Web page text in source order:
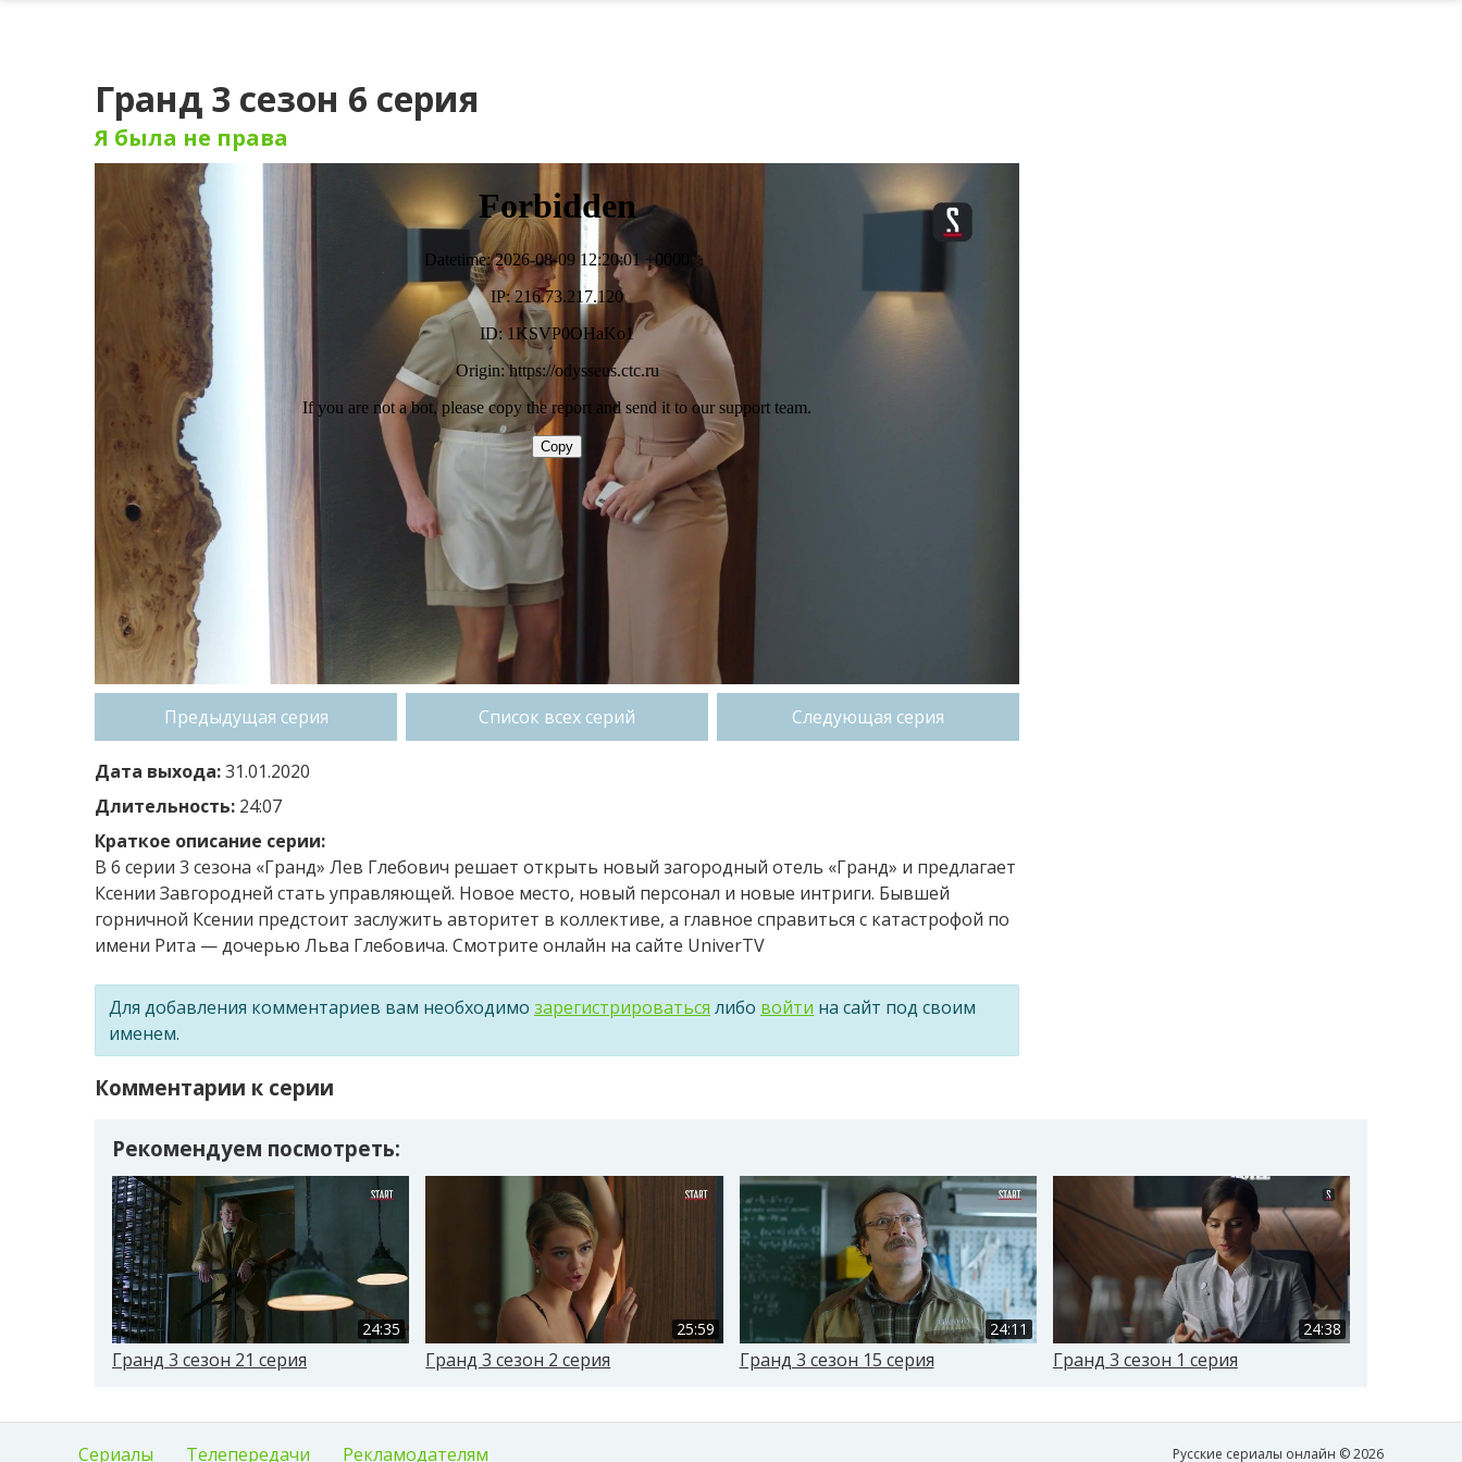
Гранд 3 сезон 6 серия
Я была не права
Предыдущая серия Список всех серий Следующая серия
Дата выхода:31.01.2020
Длительность: 24:07
Краткое описание серии:
В 6 серии 3 сезона «Гранд» Лев Глебович решает открыть новый загородный отель «Гранд» и предлагает
Ксении Завгородней стать управляющей. Новое место, новый персонал и новые интриги. Бывшей
горничной Ксении предстоит заслужить авторитет в коллективе, а главное справиться с катастрофой по
имени Рита — дочерью Льва Глебовича. Смотрите онлайн на сайте UniverTV
Для добавления комментариев вам необходимо зарегистрироваться либо войти на сайт под своим
именем.
Комментарии к серии
Рекомендуем посмотреть:
24:35
Гранд 3 сезон 21 серия
25:59
Гранд 3 сезон 2 серия
24:11
Гранд 3 сезон 15 серия
24:38
Гранд 3 сезон 1 серия
Сериалы Телепередачи Рекламодателям Русские сериалы онлайн © 2026